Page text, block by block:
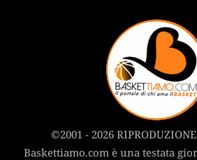
©2001 - 2026
Baskettiamo.com è una testata